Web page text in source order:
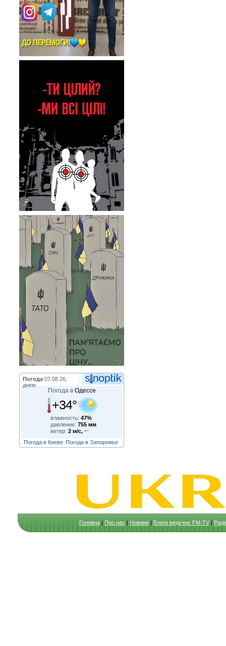
Погода 07.08.26,
днем
Погода в Одессе
+34°
влажность: 47%
давление: 755 мм
ветер: 2 м/с,
Погода в Киеве Погода в Запорожье
Головна|Про нас|Новини|Блоги ведучих FM-TV|